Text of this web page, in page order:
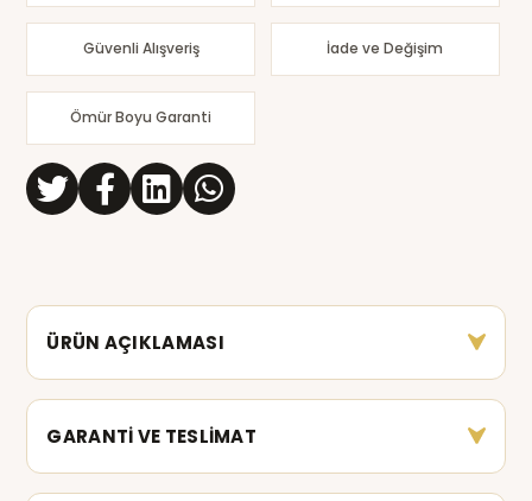
Güvenli Alışveriş İade ve Değişim
Ömür Boyu Garanti
ÜRÜN AÇIKLAMASI
GARANTİ VE TESLİMAT